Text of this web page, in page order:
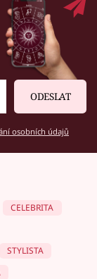
ODESLAT
osobních údajů
CELEBRITA
STYLISTA